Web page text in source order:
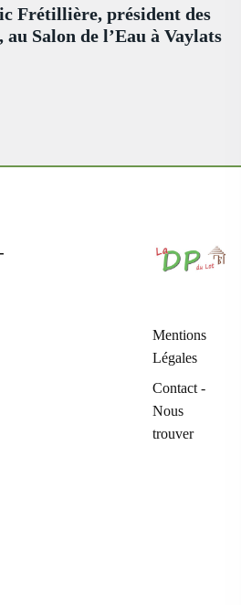
Frétillière, président des
Salon de l’Eau à Vaylats
Mentions
Légales
Contact -
Nous
trouver